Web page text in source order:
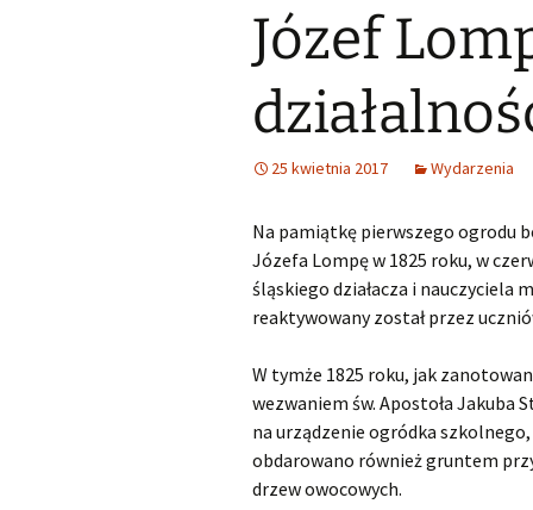
Samorząd
Losy
Śląski Klub Karate i Kick-
Boxingu z siedzibą w
Miejsko Gminna
Biblioteka w Woźnikach
MGOK Woźniki
OSP Lubsza
Wykaz zawodów wiedzy,
artystycznych i
sportowych, które mogą
być wymienione na
świadectwie ukończenia
Informator szkoły średnie
ponadpodstawowe
Józef
25 kwietnia 2017 Wydarzenia
Na pamiątkę pierwszego ogrodu
Józefa Lompę w 1825 roku, w
śląskiego działacza i nauczyciela
reaktywowany został przez
W tymże 1825 roku, jak
wezwaniem św. Apostoła Jakuba
na urządzenie ogródka
obdarowano również gruntem
drzew owocowych.